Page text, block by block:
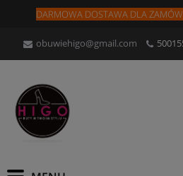
DARMOWA DOSTAWA DLAZAMÓW
obuwiehigo@gmail.com